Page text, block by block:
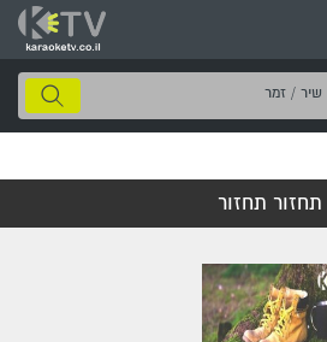
חיפוש
שיר
תחזור תחזור